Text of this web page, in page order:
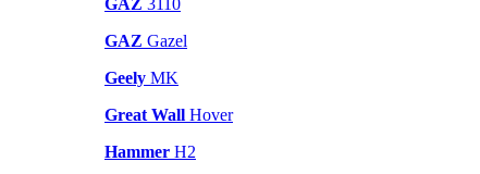
GAZ Gazel
Geely MK
Great Wall Hover
Hammer H2